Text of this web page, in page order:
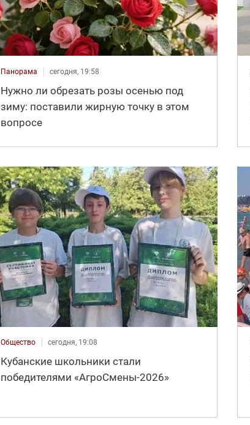
Панорама сегодня, 19:58
Нужно ли обрезать розы осенью под
зиму: поставили жирную точку в этом
вопросе
Общество сегодня, 19:08
Кубанские школьники стали
победителями «АгроСмены-2026»